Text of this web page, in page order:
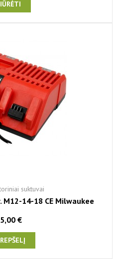
suktuvai
14-18 CE Milwaukee
€